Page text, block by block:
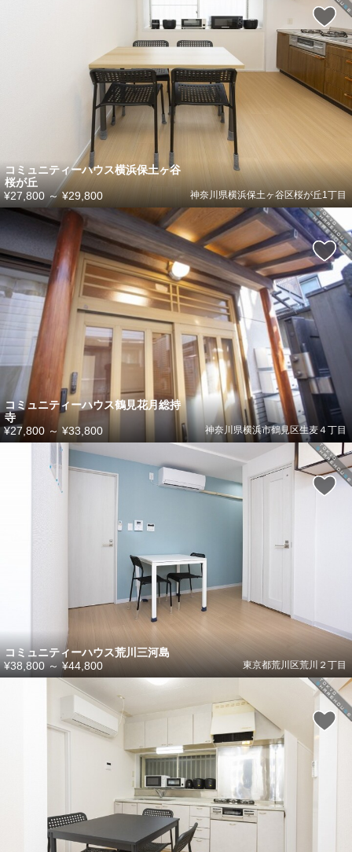
コミュニティーハウス横浜保土ヶ谷
桜が丘
神奈川県横浜保土ヶ谷区桜が丘1丁目
¥27,800～¥29,800
コミュニティーハウス鶴見花月総持
寺
神奈川県横浜市鶴見区生麦４丁目
¥27,800 ～ ¥33,800
コミュニティーハウス荒川三河島
東京都荒川区荒川２丁目
¥38,800～ ¥44,800